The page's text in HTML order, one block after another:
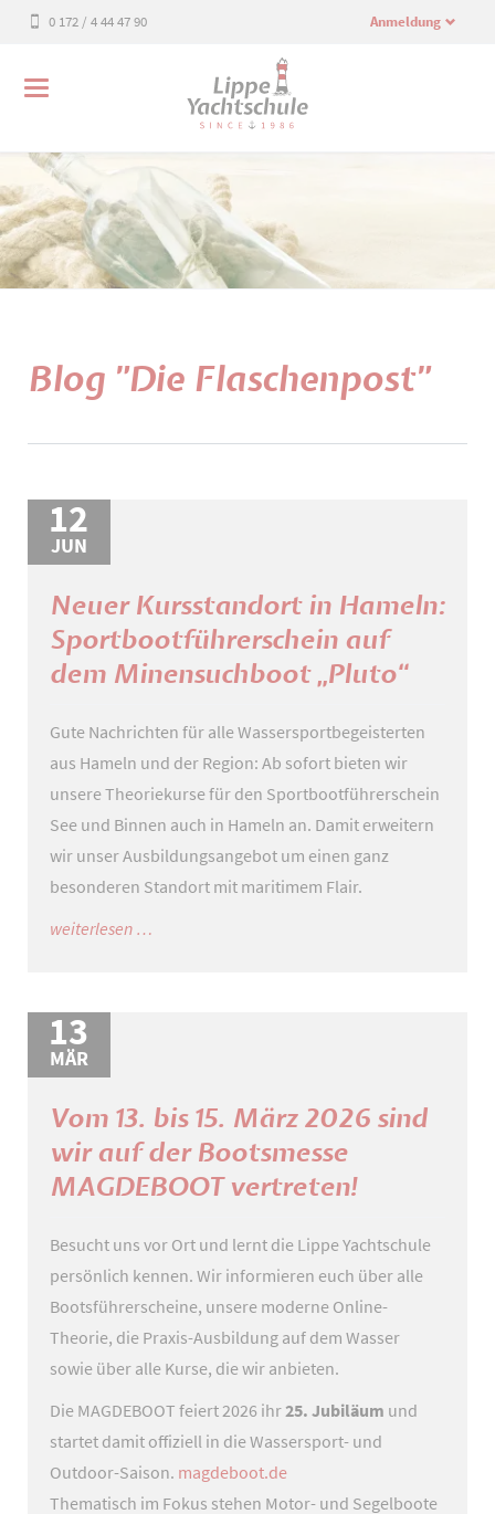
0 172 / 4 44 47 90 Anmeldung
Blog "Die Flaschenpost"
12
JUN
Neuer Kursstandort in Hameln:
Sportbootführerschein auf
dem Minensuchboot „Pluto“
Gute Nachrichten für alle Wassersportbegeisterten
aus Hameln und der Region: Ab sofort bieten wir
unsere Theoriekurse für den Sportbootführerschein
See und Binnen auch in Hameln an. Damit erweitern
wir unser Ausbildungsangebot um einen ganz
besonderen Standort mit maritimem Flair.
weiterlesen …neuer
dem
minensuchboot
„pluto“
13
MÄR
Vom 13. bis 15. März 2026 sind
wir auf der Bootsmesse
MAGDEBOOT vertreten!
Besucht uns vor Ort und lernt die Lippe Yachtschule
persönlich kennen. Wir informieren euch über alle
Bootsführerscheine, unsere moderne Online-
Theorie, die Praxis-Ausbildung auf dem Wasser
sowie über alle Kurse, die wir anbieten.
Die MAGDEBOOT feiert 2026 ihr25. Jubiläum und
startet damit offiziell in die Wassersport- und
Outdoor-Saison. magdeboot.de
Thematisch im Fokus stehen Motor- und Segelboote